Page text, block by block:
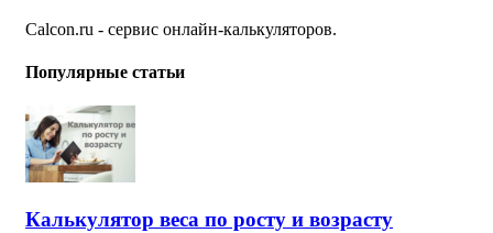
Calcon.ru - сервис онлайн-калькуляторов.
Популярные статьи
Калькулятор веса по росту и возрасту